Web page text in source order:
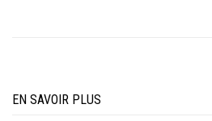
EN SAVOIR PLUS